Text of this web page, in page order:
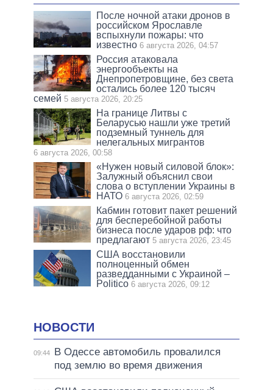
После ночной атаки дронов в
российском Ярославле
вспыхнули пожары: что
известно 6 августа 2026, 04:57
Россия атаковала
энергообъекты на
Днепропетровщине, без света
остались более 120 тысяч
семей 5 августа 2026, 20:25
На границе Литвы с
Беларусью нашли уже третий
подземный туннель для
нелегальных мигрантов
6 августа 2026, 00:58
«Нужен новый силовой блок»:
Залужный объяснил свои
слова о вступлении Украины в
НАТО 6 августа 2026, 02:59
Кабмин готовит пакет решений
для бесперебойной работы
бизнеса после ударов рф: что
предлагают 5 августа 2026, 23:45
США восстановили
полноценный обмен
разведданными с Украиной –
Politico 6 августа 2026, 09:12
НОВОСТИ
09:44
В Одессе автомобиль провалился
под землю во время движения